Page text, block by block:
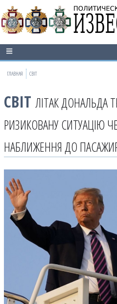
ГЛАВНАЯ СВІТ
СВІТ ЛІТАК ДОНАЛЬДА
РИЗИКОВАНУ СИТУАЦІЮ
НАБЛИЖЕННЯ ДО